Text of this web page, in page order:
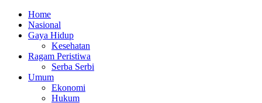
Home
Nasional
Gaya Hidup
Kesehatan
Ragam Peristiwa
Serba Serbi
Umum
Ekonomi
Hukum